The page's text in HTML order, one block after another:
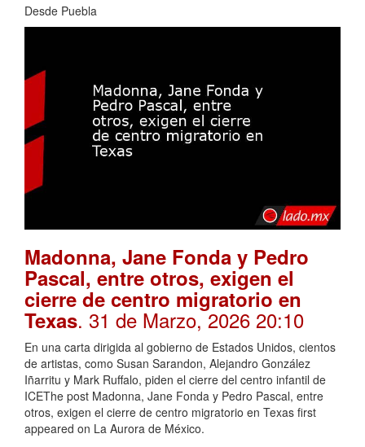
Desde Puebla
Madonna, Jane Fonda y Pedro
Pascal, entre otros, exigen el
cierre de centro migratorio en
Texas. 31 de Marzo, 2026 20:10
En una carta dirigida al gobierno de Estados Unidos, cientos
de artistas, como Susan Sarandon, Alejandro González
Iñarritu y Mark Ruffalo, piden el cierre del centro infantil de
ICEThe post Madonna, Jane Fonda y Pedro Pascal, entre
otros, exigen el cierre de centro migratorio en Texas first
appeared on La Aurora de México.